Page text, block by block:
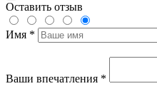
Оставить отзыв
Имя *
Ваши впечатления *